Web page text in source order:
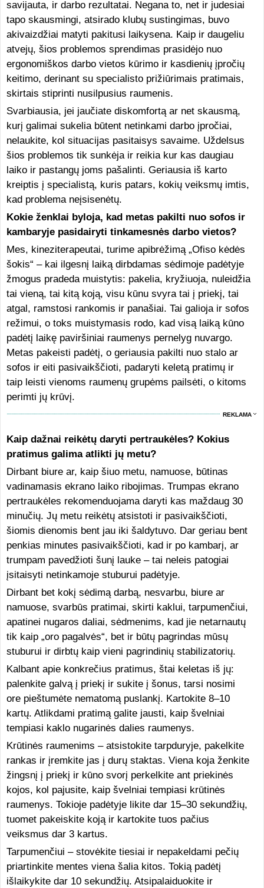
savijauta, ir darbo rezultatai. Negana to, net ir judesiai
tapo skausmingi, atsirado klubų sustingimas, buvo
akivaizdžiai matyti pakitusi laikysena. Kaip ir daugeliu
atvejų, šios problemos sprendimas prasidėjo nuo
ergonomiškos darbo vietos kūrimo ir kasdienių įpročių
keitimo, derinant su specialisto prižiūrimais pratimais,
skirtais stiprinti nusilpusius raumenis.
Svarbiausia, jei jaučiate diskomfortą ar net skausmą,
kurį galimai sukelia būtent netinkami darbo įpročiai,
nelaukite, kol situacijas pasitaisys savaime. Uždelsus
šios problemos tik sunkėja ir reikia kur kas daugiau
laiko ir pastangų joms pašalinti. Geriausia iš karto
kreiptis į specialistą, kuris patars, kokių veiksmų imtis,
kad problema neįsisenėtų.
Kokie ženklai byloja, kad metas pakilti nuo sofos ir
kambaryje pasidairyti tinkamesnės darbo vietos?
Mes, kineziterapeutai, turime apibrėžimą „Ofiso kėdės
šokis“ – kai ilgesnį laiką dirbdamas sėdimoje padėtyje
žmogus pradeda muistytis: pakelia, kryžiuoja, nuleidžia
tai vieną, tai kitą koją, visu kūnu svyra tai į priekį, tai
atgal, ramstosi rankomis ir panašiai. Tai galioja ir sofos
režimui, o toks muistymasis rodo, kad visą laiką kūno
padėtį laikę paviršiniai raumenys pernelyg nuvargo.
Metas pakeisti padėtį, o geriausia pakilti nuo stalo ar
sofos ir eiti pasivaikščioti, padaryti keletą pratimų ir
taip leisti vienoms raumenų grupėms pailsėti, o kitoms
perimti jų krūvį.
REKLAMA
Kaip dažnai reikėtų daryti pertraukėles? Kokius
pratimus galima atlikti jų metu?
Dirbant biure ar, kaip šiuo metu, namuose, būtinas
vadinamasis ekrano laiko ribojimas. Trumpas ekrano
pertraukėles rekomenduojama daryti kas maždaug 30
minučių. Jų metu reikėtų atsistoti ir pasivaikščioti,
šiomis dienomis bent jau iki šaldytuvo. Dar geriau bent
penkias minutes pasivaikščioti, kad ir po kambarį, ar
trumpam pavedžioti šunį lauke – tai neleis patogiai
įsitaisyti netinkamoje stuburui padėtyje.
Dirbant bet kokį sėdimą darbą, nesvarbu, biure ar
namuose, svarbūs pratimai, skirti kaklui, tarpumenčiui,
apatinei nugaros daliai, sėdmenims, kad jie netarnautų
tik kaip „oro pagalvės“, bet ir būtų pagrindas mūsų
stuburui ir dirbtų kaip vieni pagrindinių stabilizatorių.
Kalbant apie konkrečius pratimus, štai keletas iš jų:
palenkite galvą į priekį ir sukite į šonus, tarsi nosimi
ore pieštumėte nematomą puslankį. Kartokite 8–10
kartų. Atlikdami pratimą galite jausti, kaip švelniai
tempiasi kaklo nugarinės dalies raumenys.
Krūtinės raumenims – atsistokite tarpduryje, pakelkite
rankas ir įremkite jas į durų staktas. Viena koja ženkite
žingsnį į priekį ir kūno svorį perkelkite ant priekinės
kojos, kol pajusite, kaip švelniai tempiasi krūtinės
raumenys. Tokioje padėtyje likite dar 15–30 sekundžių,
tuomet pakeiskite koją ir kartokite tuos pačius
veiksmus dar 3 kartus.
Tarpumenčiui – stovėkite tiesiai ir nepakeldami pečių
priartinkite mentes viena šalia kitos. Tokią padėtį
išlaikykite dar 10 sekundžių. Atsipalaiduokite ir